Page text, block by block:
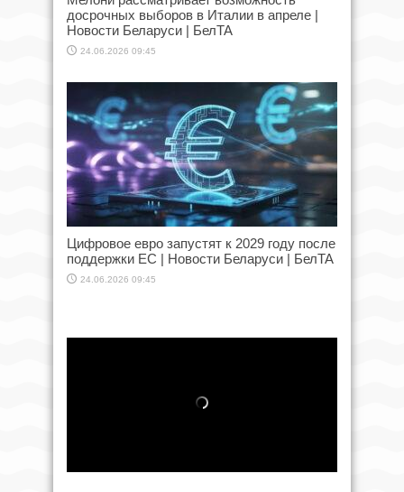
досрочных выборов в Италии в апреле |
Новости Беларуси | БелТА
24.06.2026 09:45
Цифровое евро запустят к 2029 году после
поддержки ЕС | Новости Беларуси | БелТА
24.06.2026 09:45